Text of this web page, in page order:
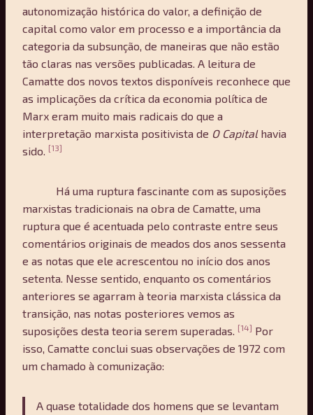
autonomização histórica do valor, a definição de
capital como valor em processo e a importância da
categoria da subsunção, de maneiras que não estão
tão claras nas versões publicadas. A leitura de
Camatte dos novos textos disponíveis reconhece que
as implicações da crítica da economia política de
Marx eram muito mais radicais do que a
interpretação marxista positivista de O Capitalhavia
sido.
[13]
Há uma ruptura fascinante com as suposições
marxistas tradicionais na obra de Camatte, uma
ruptura que é acentuada pelo contraste entre seus
comentários originais de meados dos anos sessenta
e as notas que ele acrescentou no início dos anos
setenta. Nesse sentido, enquanto os comentários
anteriores se agarram à teoria marxista clássica da
transição, nas notas posteriores vemos as
suposições desta teoria serem superadas.
[14] Por
isso, Camatte conclui suas observações de 1972 com
um chamado à comunização:
A quase totalidade dos homens que se levantam